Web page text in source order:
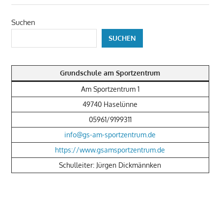
Beitrag:
Suchen
SUCHEN
Grundschule am Sportzentrum
Am Sportzentrum 1
49740 Haselünne
05961/9199311
info@gs-am-sportzentrum.de
https://www.gsamsportzentrum.de
Schulleiter: Jürgen Dickmännken